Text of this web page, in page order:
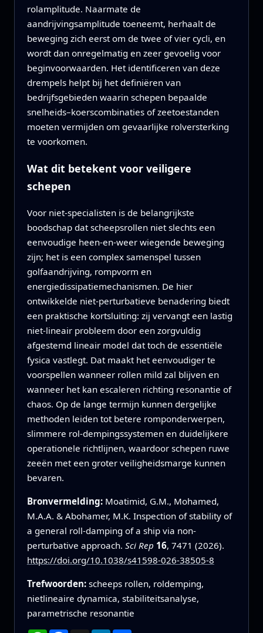
rolamplitude. Naarmate de
aandrijvingsamplitude toeneemt, herhaalt de
beweging zich eerst om de twee of vier cycli, en
wordt dan onregelmatig en zeer gevoelig voor
beginvoorwaarden. Het identificeren van deze
drempels helpt bij het definiëren van
bedrijfsgebieden waarin schepen bepaalde
snelheids–koerscombinaties of zeetoestanden
moeten vermijden om gevaarlijke rolversterking
te voorkomen.
Wat dit betekent voor veiligere
schepen
Voor niet-specialisten is de belangrijkste
boodschap dat scheepsrollen niet slechts een
eenvoudige heen-en-weer wiegende beweging
zijn; het is een complex samenspel tussen
golfaandrijving, rompvorm en
energiedissipatiemechanismen. De hier
ontwikkelde niet-perturbatieve benadering biedt
een praktische kortsluiting: zij vervangt een lastig
niet-lineair probleem door een zorgvuldig
afgestemd lineair model dat toch de essentiële
fysica vastlegt. Dat maakt het eenvoudiger te
voorspellen wanneer rollen mild zal blijven en
wanneer het kan escaleren richting resonantie of
chaos. Op de lange termijn kunnen dergelijke
methoden leiden tot betere romponderwerpen,
slimmere rol-dempingssystemen en duidelijkere
operationele richtlijnen, waardoor schepen ruwe
zeeën met een groter veiligheidsmarge kunnen
bevaren.
Bronvermelding: Moatimid, G.M., Mohamed,
M.A.A. & Abohamer, M.K. Inspection of stability of
a general roll-damping of a ship via non-
perturbative approach. Sci Rep 16, 7471 (2026).
https://doi.org/10.1038/s41598-026-38505-8
Trefwoorden: scheeps rollen, roldemping,
nietlineaire dynamica, stabiliteitsanalyse,
parametrische resonantie